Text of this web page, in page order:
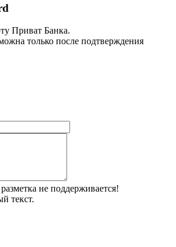
Приват Банка.
только после подтверждения
не поддерживается!
текст.